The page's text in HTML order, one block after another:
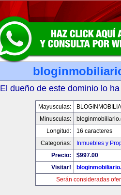
El dueño de este dominio lo
Mayusculas:
Minusculas:
Longitud:
16 caracteres
Categorias:
Inmuebles y
Precio:
$997.00
Visitar!
Serán consideradas